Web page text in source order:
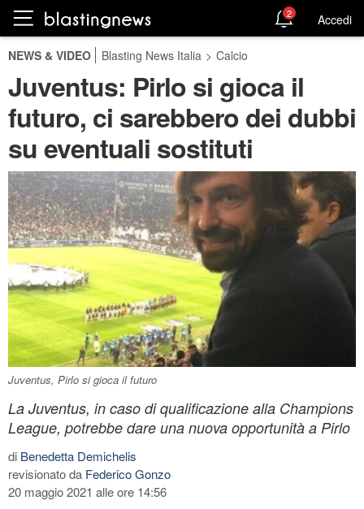
2 Accedi
NEWS & VIDEO Blasting News Italia > Calcio
Juventus: Pirlo si gioca il
futuro, ci sarebbero dei dubbi
su eventuali sostituti
Juventus, Pirlo si gioca il futuro
La Juventus, in caso di qualificazione alla Champions
League, potrebbe dare una nuova opportunità a Pirlo
di Benedetta Demichelis
revisionato da Federico Gonzo
20 maggio 2021 alle ore 14:56